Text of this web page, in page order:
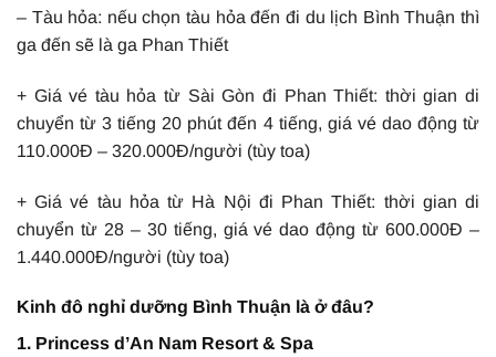
– Tàu hỏa: nếu chọn tàu hỏa đến đi du lịch Bình Thuận thì
ga đến sẽ là ga Phan Thiết
+ Giá vé tàu hỏa từ Sài Gòn đi Phan Thiết: thời gian di
chuyển từ 3 tiếng 20 phút đến 4 tiếng, giá vé dao động từ
110.000Đ – 320.000Đ/người (tùy toa)
+ Giá vé tàu hỏa từ Hà Nội đi Phan Thiết: thời gian di
chuyển từ 28 – 30 tiếng, giá vé dao động từ 600.000Đ –
1.440.000Đ/người (tùy toa)
Kinh đô nghỉ dưỡng Bình Thuận là ở đâu?
1. Princess d’An Nam Resort & Spa